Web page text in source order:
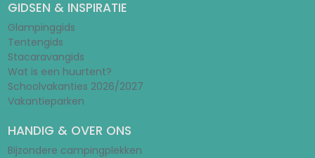
GIDSEN & INSPIRATIE
Glampinggids
Tentengids
Stacaravangids
Wat is een huurtent?
Schoolvakanties 2026/2027
Vakantieparken
HANDIG & OVER ONS
Bijzondere campingplekken